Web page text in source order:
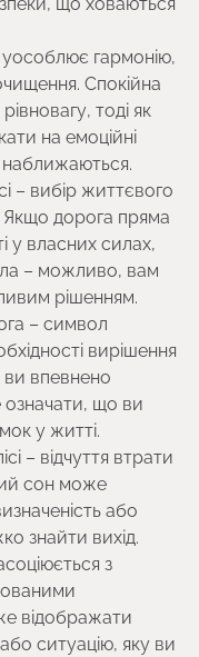
уособлює гармонію,
Спокійна
тоді як
на емоційні
– вибір життєвого
дорога пряма
у власних силах,
– можливо, вам
рішенням.
– символ
вирішення
ви впевнено
що ви
у житті.
– відчуття втрати
сон може
або
знайти вихід.
з
відображати
ситуацію, яку ви